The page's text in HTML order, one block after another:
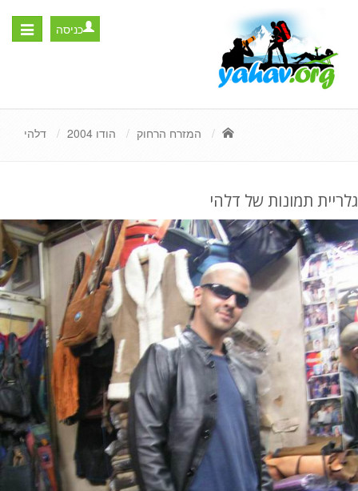
Toggle
כניסה
המזרח הרחוק הודו 2004 דלהי
גלריית תמונות של דלהי